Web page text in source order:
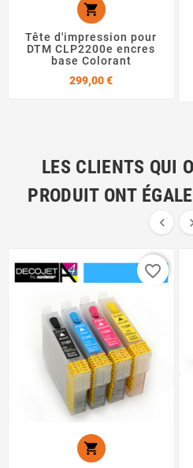

Tête d'impression pour
DTM CLP2200e encres
base Colorant
299,00 €Prix
LES CLIENTS QUI
PRODUIT ONT


favorite_border